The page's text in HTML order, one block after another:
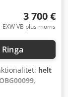
3 700 €
EXW VB plus moms
Ringa
helt
,